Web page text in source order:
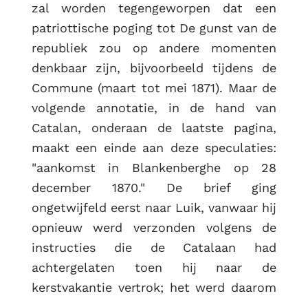
zal worden tegengeworpen dat een
patriottische poging tot De gunst van de
republiek zou op andere momenten
denkbaar zijn, bijvoorbeeld tijdens de
Commune (maart tot mei 1871). Maar de
volgende annotatie, in de hand van
Catalan, onderaan de laatste pagina,
maakt een einde aan deze speculaties:
"aankomst in Blankenberghe op 28
december 1870." De brief ging
ongetwijfeld eerst naar Luik, vanwaar hij
opnieuw werd verzonden volgens de
instructies die de Catalaan had
achtergelaten toen hij naar de
kerstvakantie vertrok; het werd daarom